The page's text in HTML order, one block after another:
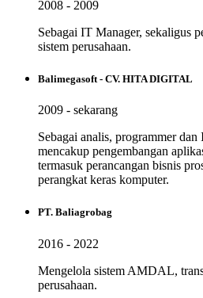
2008 - 2009
Sebagai IT Manager, sekaligus
sistem perusahaan.
Balimegasoft - CV. HITA DIGITAL
2009 - sekarang
Sebagai analis, programmer
mencakup pengembangan
termasuk perancangan bisnis
perangkat keras komputer.
PT. Baliagrobag
2016 - 2022
Mengelola sistem AMDAL,
perusahaan.